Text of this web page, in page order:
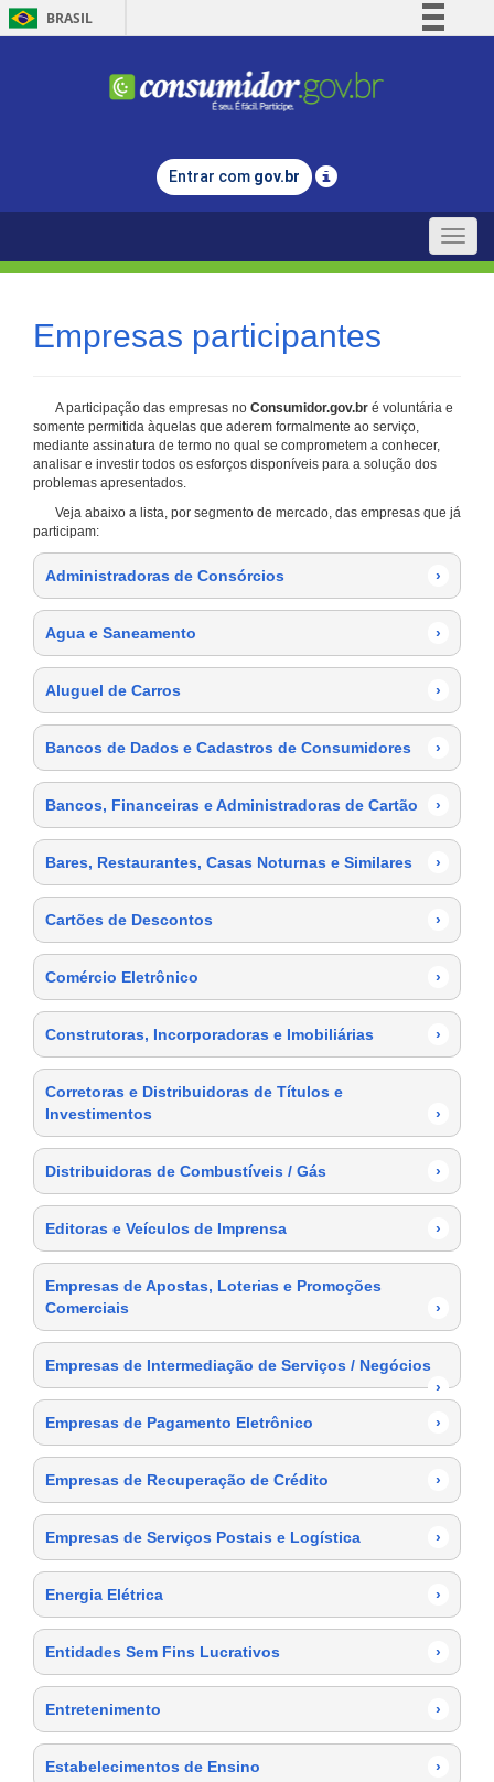
BRASIL
Comunica BR
Legislação
Entrar com gov.br
Toggle
Empresas participantes
A participação das empresas no Consumidor.gov.br é voluntária e
somente permitida àquelas que aderem formalmente ao serviço,
mediante assinatura de termo no qual se comprometem a conhecer,
analisar e investir todos os esforços disponíveis para a solução dos
problemas apresentados.
Veja abaixo a lista, por segmento de mercado, das empresas que já
participam:
Administradoras de Consórcios ›
Agua e Saneamento ›
Aluguel de Carros ›
Bancos de Dados e Cadastros de Consumidores ›
Bancos, Financeiras e Administradoras de Cartão ›
Bares, Restaurantes, Casas Noturnas e Similares ›
Cartões de Descontos ›
Comércio Eletrônico ›
Construtoras, Incorporadoras e Imobiliárias ›
Corretoras e Distribuidoras de Títulos e
Investimentos
›
Distribuidoras de Combustíveis / Gás ›
Editoras e Veículos de Imprensa ›
Empresas de Apostas, Loterias e Promoções
Comerciais
›
Empresas de Intermediação de Serviços / Negócios
›
Empresas de Pagamento Eletrônico
›
Empresas de Recuperação de Crédito ›
Empresas de Serviços Postais e Logística ›
Energia Elétrica ›
Entidades Sem Fins Lucrativos ›
Entretenimento ›
Estabelecimentos de Ensino ›